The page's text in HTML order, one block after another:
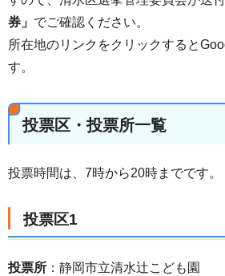
券」 でご確認ください。
所在地のリンクをクリックすると
す。
投票区・投票所一覧
投票時間は、7時から20時までです。
投票区1
投票所 ：静岡市立清水辻こども園